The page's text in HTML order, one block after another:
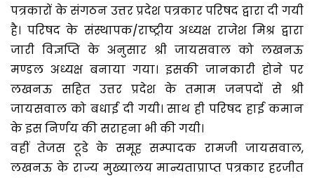
पत्रकारों के संगठन उत्तर प्रदेश पत्रकार परिषद द्वारा दी गयी
है। परिषद के संस्थापक/राष्ट्रीय अध्यक्ष राजेश मिश्र द्वारा
जारी विज्ञप्ति के अनुसार श्री जायसवाल को लखनऊ
मण्डल अध्यक्ष बनाया गया। इसकी जानकारी होने पर
लखनऊ सहित उत्तर प्रदेश के तमाम जनपदों से श्री
जायसवाल को बधाई दी गयी। साथ ही परिषद हाई कमान
के इस निर्णय की सराहना भी की गयी।
वहीं तेजस टूडे के समूह सम्पादक रामजी जायसवाल,
लखनऊ के राज्य मुख्यालय मान्यताप्राप्त पत्रकार हरजीत